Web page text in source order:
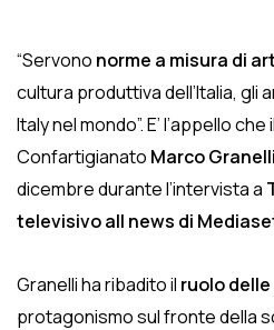
“Servono norme a misura di
cultura produttiva dell’Italia, gli
Italy nel mondo”. E’ l’appello
Confartigianato Marco Granelli
dicembre durante l’intervista a
televisivo all news di
Granelli ha ribadito il ruolo
protagonismo sul fronte della